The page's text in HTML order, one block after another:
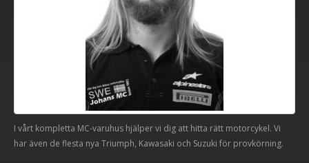
I vårt kompletta MC-varuhus hjälper vi dig att hitta rätt motorcykel. Vi
har även de flesta nya Triumph, Kawasaki och Suzuki för provkörning.